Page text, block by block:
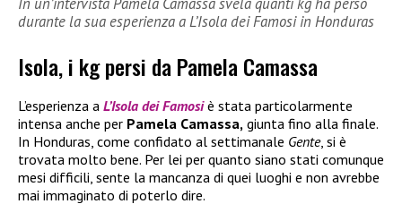
durante la sua esperienza a L’Isola dei Famosi in Honduras
Isola, i kg persi da Pamela Camassa
L’esperienza a L’Isola dei Famosi è stata particolarmente
intensa anche per Pamela Camassa, giunta fino alla finale.
In Honduras, come confidato al settimanale Gente, si è
trovata molto bene. Per lei per quanto siano stati comunque
mesi difficili, sente la mancanza di quei luoghi e non avrebbe
mai immaginato di poterlo dire.